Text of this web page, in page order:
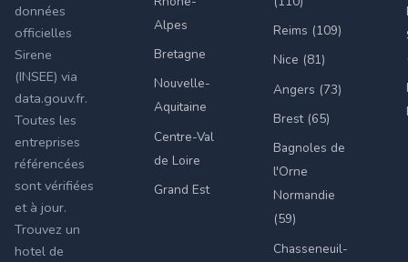
données
officielles
Sirene
(INSEE) via
data.gouv.fr.
Toutes les
entreprises
référencées
sont vérifiées
et à jour.
Trouvez un
hotel de
Alpes
Bretagne
Nouvelle-
Aquitaine
Centre-Val
de Loire
Grand Est
Reims (109)
Nice (81)
Angers (73)
Brest (65)
Bagnoles de
l'Orne
Normandie
(59)
Chasseneuil-